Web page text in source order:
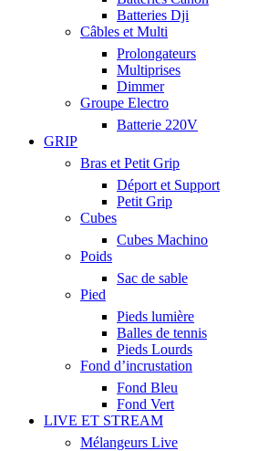
Batteries Dji
Câbles et Multi
Prolongateurs
Multiprises
Dimmer
Groupe Electro
Batterie 220V
GRIP
Bras et Petit Grip
Déport et Support
Petit Grip
Cubes
Cubes Machino
Poids
Sac de sable
Pied
Pieds lumière
Balles de tennis
Pieds Lourds
Fond d’incrustation
Fond Bleu
Fond Vert
LIVE ET STREAM
Mélangeurs Live